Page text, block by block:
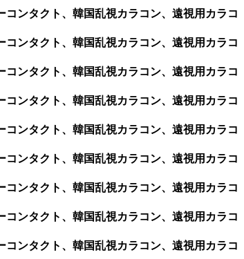
ンタクト、韓国乱視カラコン、遠視用カラコ
ンタクト、韓国乱視カラコン、遠視用カラコ
ンタクト、韓国乱視カラコン、遠視用カラコ
ンタクト、韓国乱視カラコン、遠視用カラコ
ンタクト、韓国乱視カラコン、遠視用カラコ
ンタクト、韓国乱視カラコン、遠視用カラコ
ンタクト、韓国乱視カラコン、遠視用カラコ
ンタクト、韓国乱視カラコン、遠視用カラコ
ンタクト、韓国乱視カラコン、遠視用カラコ